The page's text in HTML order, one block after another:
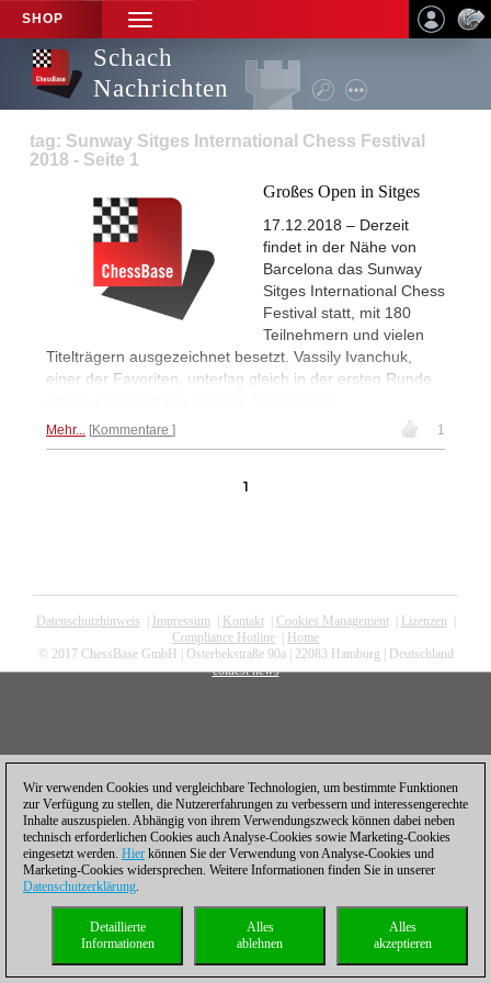
SHOP
TOGGLE
NAVIGATION
Schach
Nachrichten
tag: Sunway Sitges International Chess Festival
2018 - Seite 1
Großes Open in Sitges
17.12.2018 – Derzeit
findet in der Nähe von
Barcelona das Sunway
Sitges International Chess
Festival statt, mit 180
Teilnehmern und vielen
Titelträgern ausgezeichnet besetzt. Vassily Ivanchuk,
einer der Favoriten, unterlag gleich in der ersten Runde
Mehr... Kommentare 1
1
Datenschutzhinweis Impressum| Kontakt| Cookies Management| Lizenzen
Compliance Hotline
Home
© 2017 ChessBase GmbH | Osterbekstraße 90a | 22083 Hamburg | Deutschland
coldest news
Wir verwenden Cookies und vergleichbare Technologien, um bestimmte Funktionen
zur Verfügung zu stellen, die Nutzererfahrungen zu verbessern und interessengerechte
Inhalte auszuspielen. Abhängig von ihrem Verwendungszweck können dabei neben
technisch erforderlichen Cookies auch Analyse-Cookies sowie Marketing-Cookies
eingesetzt werden. Hier können Sie der Verwendung von Analyse-Cookies und
Marketing-Cookies widersprechen. Weitere Informationen finden Sie in unserer
Datenschutzerklärung.
Alles
akzeptieren
Alles
ablehnen
Detaillierte
Informationen